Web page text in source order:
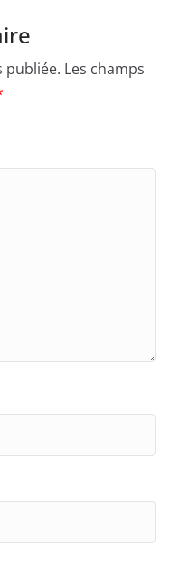
publiée. Les champs